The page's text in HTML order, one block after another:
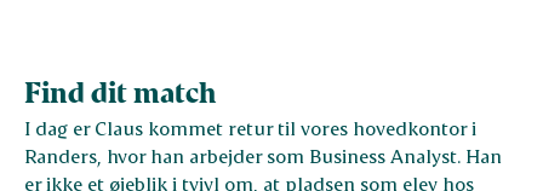
Find dit match
I dag er Claus kommet retur til vores hovedkontor i
Randers, hvor han arbejder som Business Analyst. Han
er ikke et øjeblik i tvivl om, at pladsen som elev hos